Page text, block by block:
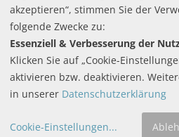
akzeptieren“, stimmen Sie der
folgende Zwecke zu:
Essenziell & Verbesserung der
Klicken Sie auf „Cookie-
aktivieren bzw. deaktivieren.
in unserer Datenschutzerklärung
Cookie-Einstellungen...